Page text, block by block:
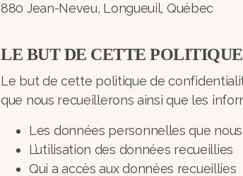
880 Jean-Neveu, Longueuil, Québec
LE BUT DE CETTE
Le but de cette politique de
que nous recueillerons ainsi que les
Les données personnelles que
L’utilisation des données recueillies
Qui a accès aux données recueillies